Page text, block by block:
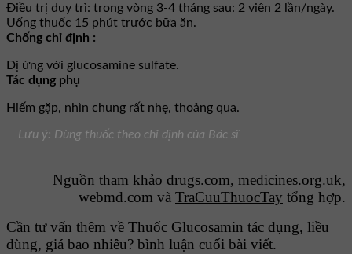
Ðiều trị duy trì: trong vòng 3-4 tháng sau: 2 viên 2 lần/ngày.
Uống thuốc 15 phút trước bữa ăn.
Chống chỉ định :
Dị ứng với glucosamine sulfate.
Tác dụng phụ
Hiếm gặp, nhìn chung rất nhẹ, thoảng qua.
Lưu ý: Dùng thuốc theo chỉ định của Bác sĩ
Nguồn tham khảo drugs.com, medicines.org.uk,
webmd.com và TraCuuThuocTay tổng hợp.
Cần tư vấn thêm về Thuốc Glucosamin tác dụng, liều
dùng, giá bao nhiêu? bình luận cuối bài viết.